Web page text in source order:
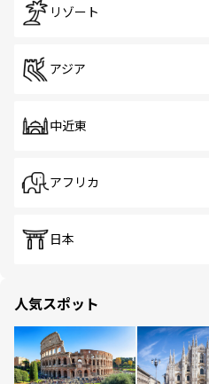
リゾート
アジア
中近東
アフリカ
日本
人気スポット